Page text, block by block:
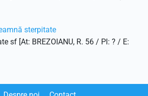
sterpitate
sf [At: BREZOIANU, R. 56 / Pl: ? / E: